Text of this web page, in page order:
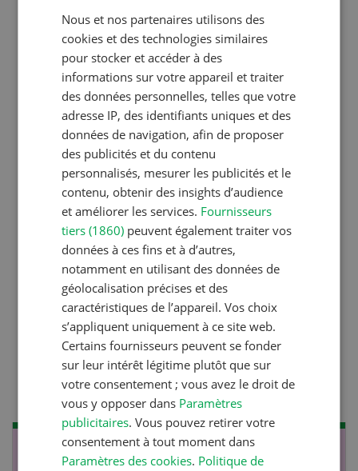
Production animale
L’aide du vétérinaire: «Que
faire en cas de diarrhée
chez les chèvres ? »
Production végétale
Couverts végétaux:
objectifs clairs, bénéfices
durables
Production animale
Lutter efficacement contre
la diarrhée des porcelets
NOV JAN
Nous et nos partenaires utilisons des
cookies et des technologies similaires
pour stocker et accéder à des
informations sur votre appareil et traiter
des données personnelles, telles que votre
adresse IP, des identifiants uniques et des
données de navigation, afin de proposer
des publicités et du contenu
personnalisés, mesurer les publicités et le
contenu, obtenir des insights d’audience
et améliorer les services. Fournisseurs
tiers (1860) peuvent également traiter vos
données à ces fins et à d’autres,
notamment en utilisant des données de
géolocalisation précises et des
caractéristiques de l’appareil. Vos choix
s’appliquent uniquement à ce site web.
Certains fournisseurs peuvent se fonder
sur leur intérêt légitime plutôt que sur
votre consentement ; vous avez le droit de
vous y opposer dans Paramètres
publicitaires. Vous pouvez retirer votre
consentement à tout moment dans
Paramètres des cookies. Politique de